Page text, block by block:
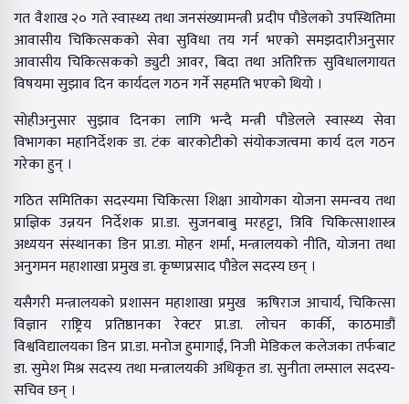
गत वैशाख २० गते स्वास्थ्य तथा जनसंख्यामन्त्री प्रदीप पौडेलको उपस्थितिमा
आवासीय चिकित्सकको सेवा सुविधा तय गर्न भएको समझदारीअनुसार
आवासीय चिकित्सकको ड्युटी आवर, बिदा तथा अतिरिक्त सुविधालगायत
विषयमा सुझाव दिन कार्यदल गठन गर्ने सहमति भएको थियो ।
सोहीअनुसार सुझाव दिनका लागि भन्दै मन्त्री पौडेलले स्वास्थ्य सेवा
विभागका महानिर्देशक डा. टंक बारकोटीको संयोकजत्वमा कार्य दल गठन
गरेका हुन् ।
गठित समितिका सदस्यमा चिकित्सा शिक्षा आयोगका योजना समन्वय तथा
प्राज्ञिक उन्नयन निर्देशक प्रा.डा. सुजनबाबु मरहट्टा, त्रिवि चिकित्साशास्त्र
अध्ययन संस्थानका डिन प्रा.डा. मोहन शर्मा, मन्त्रालयको नीति, योजना तथा
अनुगमन महाशाखा प्रमुख डा. कृष्णप्रसाद पौडेल सदस्य छन् ।
यसैगरी मन्त्रालयको प्रशासन महाशाखा प्रमुख ऋषिराज आचार्य, चिकित्सा
विज्ञान राष्ट्रिय प्रतिष्ठानका रेक्टर प्रा.डा. लोचन कार्की, काठमाडौं
विश्वविद्यालयका डिन प्रा.डा. मनोज हुमागाईं, निजी मेडिकल कलेजका तर्फबाट
डा. सुमेश मिश्र सदस्य तथा मन्त्रालयकी अधिकृत डा. सुनीता लम्साल सदस्य-
सचिव छन् ।